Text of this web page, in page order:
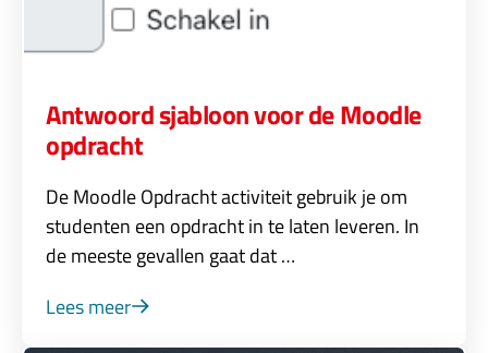
Antwoord sjabloon voor de Moodle
opdracht
De Moodle Opdracht activiteit gebruik je om
studenten een opdracht in te laten leveren. In
de meeste gevallen gaat dat …
Lees meer